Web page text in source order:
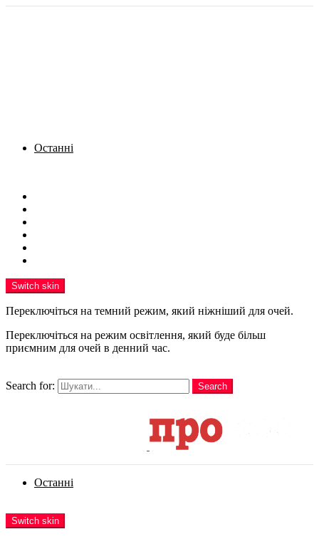
Останні
Switch skin
Переключіться на темний режим, який ніжніший для очей.
Переключіться на режим освітлення, який буде більш
приємним для очей в денний час.
Search for:
Search
Останні
Switch skin